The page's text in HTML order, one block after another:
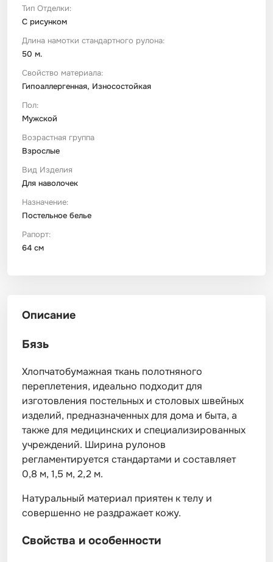
Тип Отделки:
С рисунком
Длина намотки стандартного рулона:
50 м.
Свойство материала:
Гипоаллергенная, Износостойкая
Пол:
Мужской
Возрастная группа
Взрослые
Вид Изделия
Для наволочек
Назначение:
Постельное белье
Рапорт:
64 см
Описание
Бязь
Хлопчатобумажная ткань полотняного
переплетения, идеально подходит для
изготовления постельных и столовых швейных
изделий, предназначенных для дома и быта, а
также для медицинских и специализированных
учреждений. Ширина рулонов
регламентируется стандартами и составляет
0,8 м, 1,5 м, 2,2 м.
Натуральный материал приятен к телу и
совершенно не раздражает кожу.
Свойства и особенности